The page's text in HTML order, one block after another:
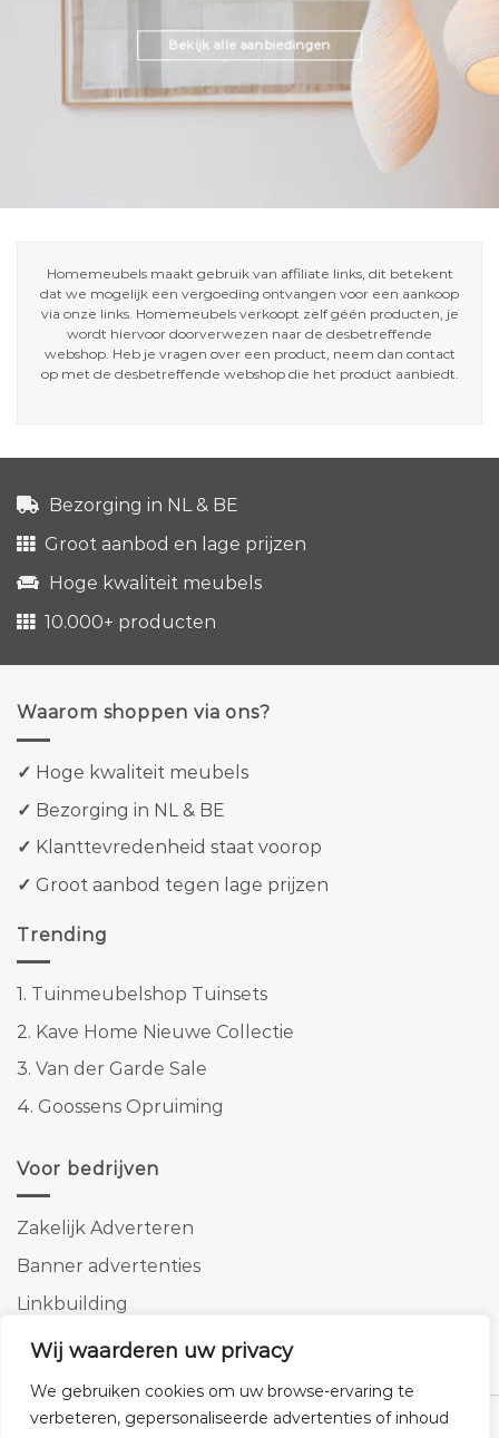
Wij waarderen uw privacy
We gebruiken cookies om uw browse-ervaring te
verbeteren, gepersonaliseerde advertenties of inhoud
Bekijk alle aanbiedingen
Homemeubels maakt gebruik van affiliate links, dit betekent
dat we mogelijk een vergoeding ontvangen voor een aankoop
via onze links. Homemeubels verkoopt zelf géén producten, je
wordt hiervoor doorverwezen naar de desbetreffende
webshop. Heb je vragen over een product, neem dan contact
op met de desbetreffende webshop die het product aanbiedt.
Bezorging in NL & BE
Groot aanbod en lage prijzen
Hoge kwaliteit meubels
10.000+ producten
Waarom shoppen via ons?
✓ Hoge kwaliteit meubels
✓ Bezorging in NL & BE
✓ Klanttevredenheid staat voorop
✓ Groot aanbod tegen lage prijzen
Trending
1. Tuinmeubelshop Tuinsets
2. Kave Home Nieuwe Collectie
3. Van der Garde Sale
4. Goossens Opruiming
Voor bedrijven
Zakelijk Adverteren
Banner advertenties
Linkbuilding
SEO copywriting